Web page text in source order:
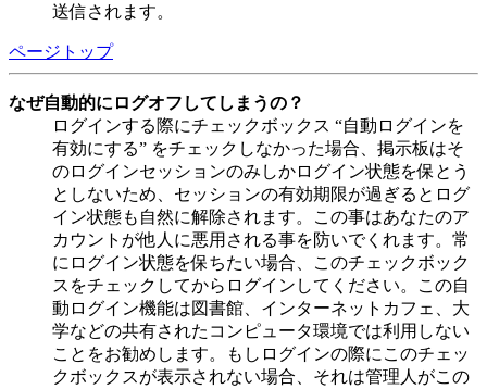
送信されます。
ページトップ
なぜ自動的にログオフしてしまうの？
ログインする際にチェックボックス “自動ログインを
有効にする” をチェックしなかった場合、掲示板はそ
のログインセッションのみしかログイン状態を保とう
としないため、セッションの有効期限が過ぎるとログ
イン状態も自然に解除されます。この事はあなたのア
カウントが他人に悪用される事を防いでくれます。常
にログイン状態を保ちたい場合、このチェックボック
スをチェックしてからログインしてください。この自
動ログイン機能は図書館、インターネットカフェ、大
学などの共有されたコンピュータ環境では利用しない
ことをお勧めします。もしログインの際にこのチェッ
クボックスが表示されない場合、それは管理人がこの